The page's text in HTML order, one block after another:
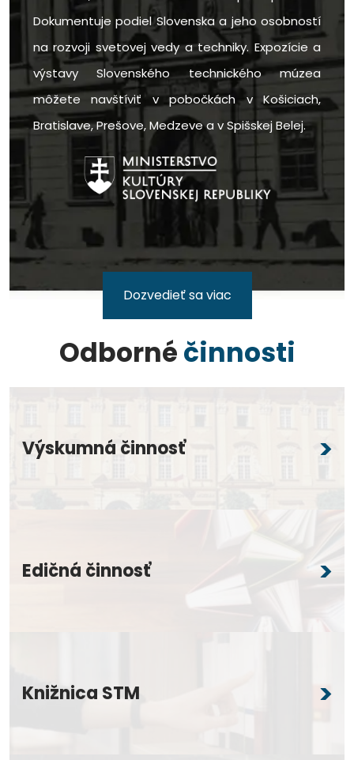
Dokumentuje podiel Slovenska a jeho osobností
na rozvoji svetovej vedy a techniky. Expozície a
výstavy Slovenského technického múzea
môžete navštíviť v pobočkách v Košiciach,
Bratislave, Prešove, Medzeve a v Spišskej Belej.
Dozvedieť sa viac
Odbornéčinnosti
Výskumná činnosť
Edičná činnosť
Knižnica STM